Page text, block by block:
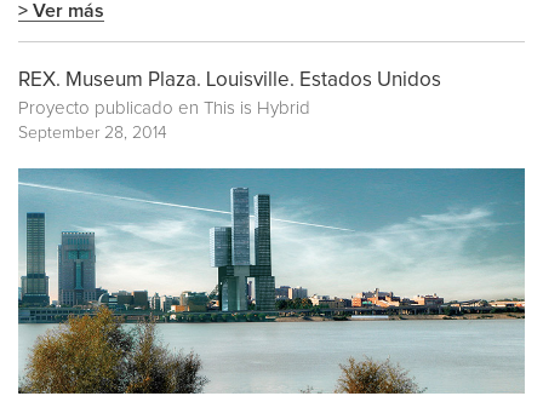
> Ver más
REX. Museum Plaza. Louisville. Estados Unidos
Proyecto publicado en This is Hybrid
September 28, 2014